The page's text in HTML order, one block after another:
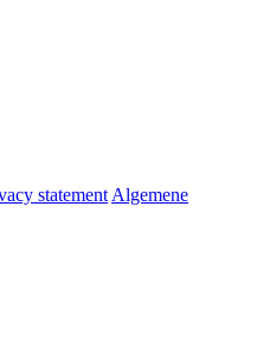
statement Algemene